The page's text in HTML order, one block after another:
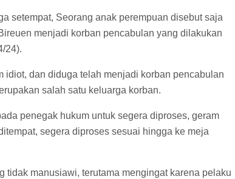
setempat, Seorang anak perempuan disebut saja
menjadi korban pencabulan yang dilakukan
24).
idiot, dan diduga telah menjadi korban pencabulan
salah satu keluarga korban.
penegak hukum untuk segera diproses, geram
segera diproses sesuai hingga ke meja
tidak manusiawi, terutama mengingat karena pelaku